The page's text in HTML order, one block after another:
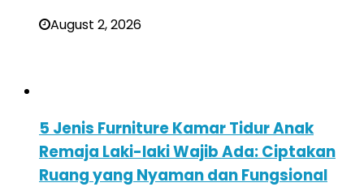
August 2, 2026
5 Jenis Furniture Kamar Tidur Anak
Remaja Laki-laki Wajib Ada: Ciptakan
Ruang yang Nyaman dan Fungsional